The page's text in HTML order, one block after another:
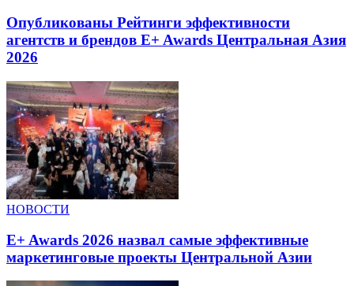
Опубликованы Рейтинги эффективности
агентств и брендов E+ Awards Центральная Азия
2026
НОВОСТИ
E+ Awards 2026 назвал самые эффективные
маркетинговые проекты Центральной Азии